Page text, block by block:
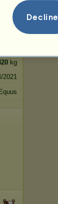
kg
2021
Decline